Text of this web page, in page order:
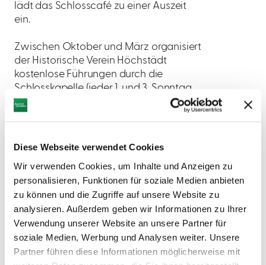
Diese Webseite verwendet Cookies
Wir verwenden Cookies, um Inhalte und Anzeigen zu
personalisieren, Funktionen für soziale Medien anbieten
zu können und die Zugriffe auf unsere Website zu
analysieren. Außerdem geben wir Informationen zu Ihrer
Verwendung unserer Website an unsere Partner für
soziale Medien, Werbung und Analysen weiter. Unsere
Partner führen diese Informationen möglicherweise mit
lädt das Schlosscafé zu einer Auszeit
ein.
Zwischen Oktober und März organisiert
der Historische Verein Höchstädt
kostenlose Führungen durch die
Schlosskapelle (jeder 1. und 3. Sonntag
im Montag 14 bis 17 Uhr und nach
Vereinbarung). Anmeldung und Info
Themen- und Gruppenführungen sind
buchbar.